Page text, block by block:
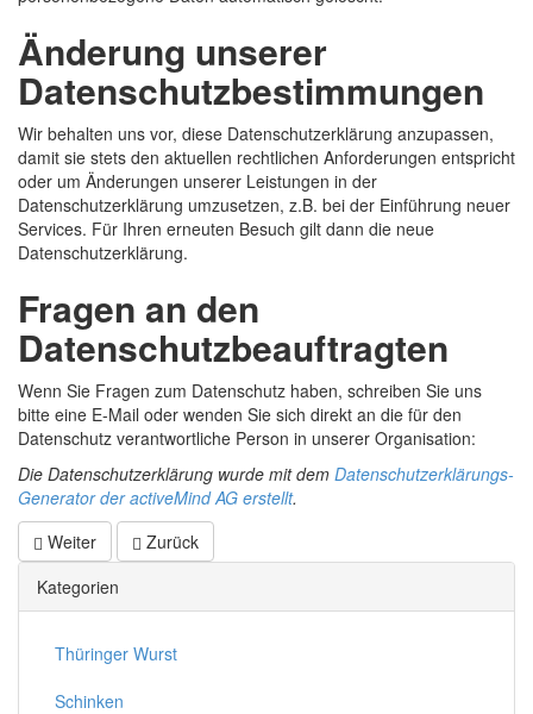
Änderung unserer
Datenschutzbestimmungen
Wir behalten uns vor, diese Datenschutzerklärung anzupassen,
damit sie stets den aktuellen rechtlichen Anforderungen entspricht
oder um Änderungen unserer Leistungen in der
Datenschutzerklärung umzusetzen, z.B. bei der Einführung neuer
Services. Für Ihren erneuten Besuch gilt dann die neue
Datenschutzerklärung.
Fragen an den
Datenschutzbeauftragten
Wenn Sie Fragen zum Datenschutz haben, schreiben Sie uns
bitte eine E-Mail oder wenden Sie sich direkt an die für den
Datenschutz verantwortliche Person in unserer Organisation:
Die Datenschutzerklärung wurde mit dem Datenschutzerklärungs-
Generator der activeMind AG erstellt.
Weiter
Zurück
Kategorien
Thüringer Wurst
Schinken